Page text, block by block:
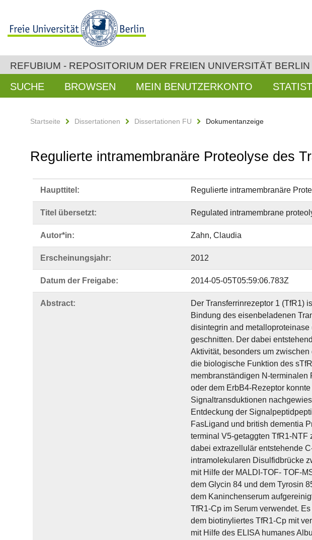
REFUBIUM - REPOSITORIUM DER FREIEN UNIVERSITÄT BERLIN
SUCHE BROWSEN MEIN BENUTZERKONTO
Startseite Dissertationen Dissertationen FU Dokumentanzeige
Regulierte intramembranäre Proteolyse des
Haupttitel: Regulierte intramembranäre
Titel übersetzt: Regulated intramembrane
Autor*in: Zahn, Claudia
Erscheinungsjahr: 2012
Datum der Freigabe: 2014-05-05T05:59:06.783Z
Abstract:
Der Transferrinrezeptor 1 (TfR1)
Bindung des eisenbeladenen
disintegrin and
geschnitten. Der dabei
Aktivität, besonders um
die biologische Funktion des
membranständigen N-terminalen
oder dem ErbB4-Rezeptor
Signaltransduktionen
Entdeckung der
FasLigand und british dementia
terminal V5-getaggten TfR1-NTF
dabei extrazellulär entstehende
intramolekularen Disulfidbrücke
mit Hilfe der MALDI-TOF- TOF-
dem Glycin 84 und dem Tyrosin
dem Kaninchenserum
TfR1-Cp im Serum verwendet.
dem biotinyliertes TfR1-Cp mit
mit Hilfe des ELISA humanes